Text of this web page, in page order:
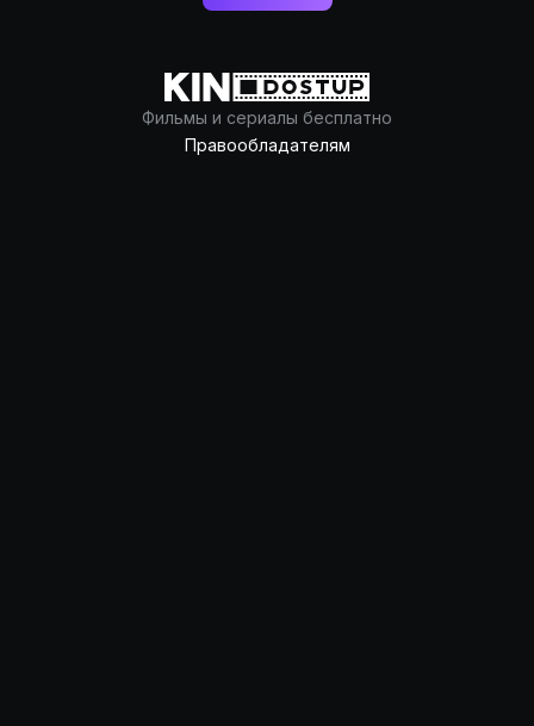
Фильмы и сериалы бесплатно
Правообладателям